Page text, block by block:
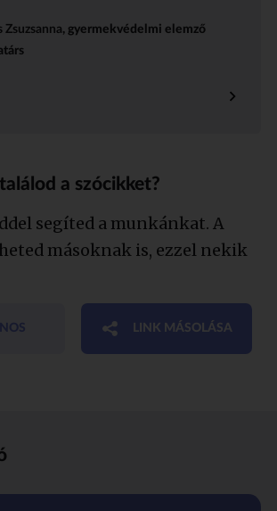
Zsuzsanna, gyermekvédelmi elemző
a szócikket?
segíted a munkánkat. A
másoknak is, ezzel nekik
LINK MÁSOLÁSA